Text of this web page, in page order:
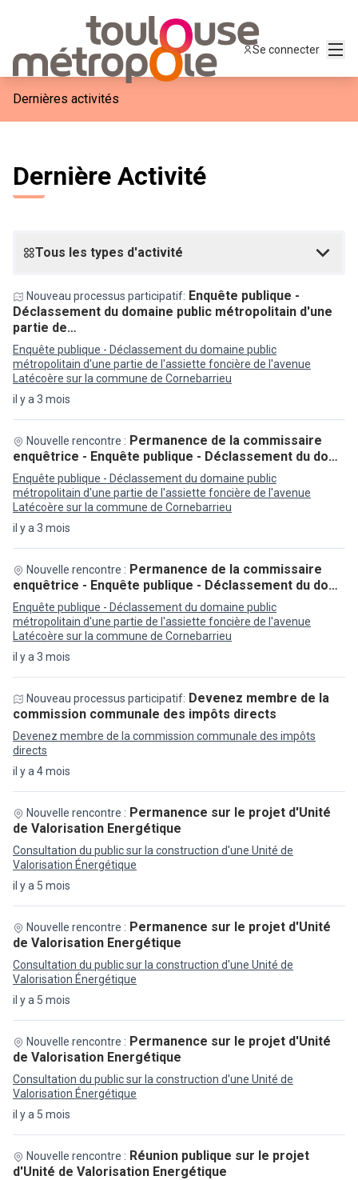
Se connecter
Dernières activités
Dernière Activité
Tous les types d'activité
il y a 3 mois
Nouveau processus participatif: Enquête publique -
Déclassement du domaine public métropolitain d'une
partie de…
Enquête publique - Déclassement du domaine public
métropolitain d'une partie de l'assiette foncière de l'avenue
Latécoère sur la commune de Cornebarrieu
il y a 3 mois
Nouvelle rencontre : Permanence de la commissaire
enquêtrice - Enquête publique - Déclassement du do…
Enquête publique - Déclassement du domaine public
métropolitain d'une partie de l'assiette foncière de l'avenue
Latécoère sur la commune de Cornebarrieu
il y a 3 mois
Nouvelle rencontre : Permanence de la commissaire
enquêtrice - Enquête publique - Déclassement du do…
Enquête publique - Déclassement du domaine public
métropolitain d'une partie de l'assiette foncière de l'avenue
Latécoère sur la commune de Cornebarrieu
il y a 4 mois
Nouveau processus participatif: Devenez membre de la
commission communale des impôts directs
Devenez membre de la commission communale des impôts
directs
il y a 5 mois
Nouvelle rencontre : Permanence sur le projet d'Unité
de Valorisation Energétique
Consultation du public sur la construction d'une Unité de
Valorisation Énergétique
il y a 5 mois
Nouvelle rencontre : Permanence sur le projet d'Unité
de Valorisation Energétique
Consultation du public sur la construction d'une Unité de
Valorisation Énergétique
il y a 5 mois
Nouvelle rencontre : Permanence sur le projet d'Unité
de Valorisation Energétique
Consultation du public sur la construction d'une Unité de
Valorisation Énergétique
Nouvelle rencontre : Réunion publique sur le projet
d'Unité de Valorisation Energétique